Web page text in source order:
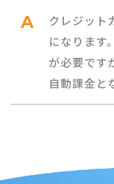
A
クレジット
になります
が必要です
自動課金と